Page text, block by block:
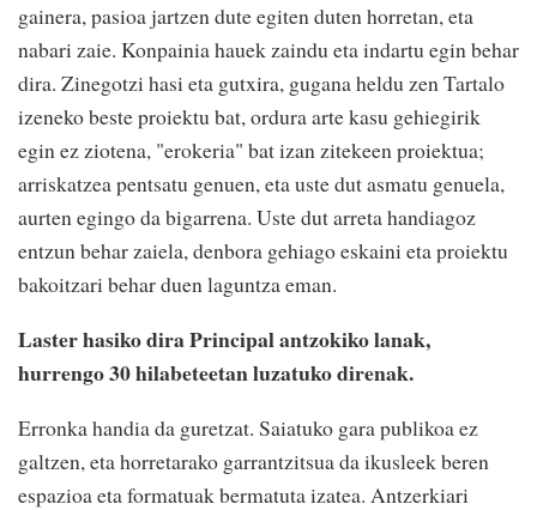
gainera, pasioa jartzen dute egiten duten horretan, eta
nabari zaie. Konpainia hauek zaindu eta indartu egin behar
dira. Zinegotzi hasi eta gutxira, gugana heldu zen Tartalo
izeneko beste proiektu bat, ordura arte kasu gehiegirik
egin ez ziotena, "erokeria" bat izan zitekeen proiektua;
arriskatzea pentsatu genuen, eta uste dut asmatu genuela,
aurten egingo da bigarrena. Uste dut arreta handiagoz
entzun behar zaiela, denbora gehiago eskaini eta proiektu
bakoitzari behar duen laguntza eman.
Laster hasiko dira Principal antzokiko lanak,
hurrengo 30 hilabeteetan luzatuko direnak.
Erronka handia da guretzat. Saiatuko gara publikoa ez
galtzen, eta horretarako garrantzitsua da ikusleek beren
espazioa eta formatuak bermatuta izatea. Antzerkiari